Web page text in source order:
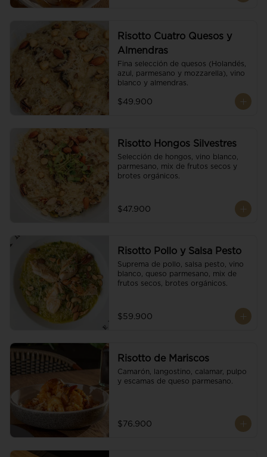
Risotto Cuatro Quesos y
Almendras
Fina selección de quesos (Holandés,
azul, parmesano y mozzarella), vino
blanco y almendras.
$49.900
Risotto Hongos Silvestres
Selección de hongos, vino blanco,
parmesano, mix de frutos secos y
brotes orgánicos.
$47.900
Risotto Pollo y Salsa Pesto
Suprema de pollo, salsa pesto, vino
blanco, queso parmesano, mix de
frutos secos, brotes orgánicos.
$59.900
Risotto de Mariscos
Camarón, langostino, calamar, pulpo
y escamas de queso parmesano.
$76.900